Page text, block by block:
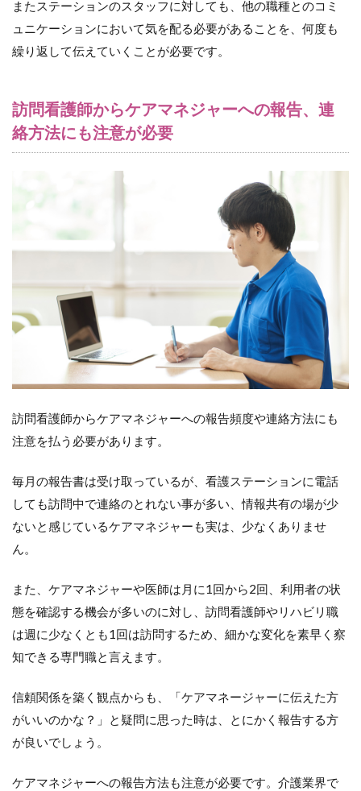
またステーションのスタッフに対しても、他の職種とのコミ
ュニケーションにおいて気を配る必要があることを、何度も
繰り返して伝えていくことが必要です。
訪問看護師からケアマネジャーへの報告、連
絡方法にも注意が必要
訪問看護師からケアマネジャーへの報告頻度や連絡方法にも
注意を払う必要があります。
毎月の報告書は受け取っているが、看護ステーションに電話
しても訪問中で連絡のとれない事が多い、情報共有の場が少
ないと感じているケアマネジャーも実は、少なくありませ
ん。
また、ケアマネジャーや医師は月に1回から2回、利用者の状
態を確認する機会が多いのに対し、訪問看護師やリハビリ職
は週に少なくとも1回は訪問するため、細かな変化を素早く察
知できる専門職と言えます。
信頼関係を築く観点からも、「ケアマネージャーに伝えた方
がいいのかな？」と疑問に思った時は、とにかく報告する方
が良いでしょう。
ケアマネジャーへの報告方法も注意が必要です。介護業界で